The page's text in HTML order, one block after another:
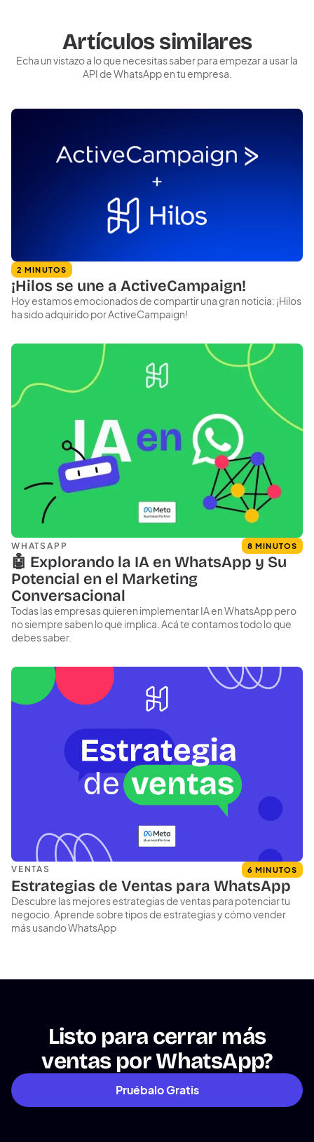
Artículos similares
Echa un vistazo a lo que necesitas saber para empezar a usar la
API de WhatsApp en tu empresa.
2 MINUTOS
¡Hilos se une a ActiveCampaign!
Hoy estamos emocionados de compartir una gran noticia: ¡Hilos
ha sido adquirido por ActiveCampaign!
WHATSAPP 8 MINUTOS
🤖 Explorando la IA en WhatsApp y Su
Potencial en el Marketing
Conversacional
Todas las empresas quieren implementar IA en WhatsApp pero
no siempre saben lo que implica. Acá te contamos todo lo que
debes saber.
VENTAS 6 MINUTOS
Estrategias de Ventas para WhatsApp
Descubre las mejores estrategias de ventas para potenciar tu
negocio. Aprende sobre tipos de estrategias y cómo vender
más usando WhatsApp
Listo para cerrar más
ventas por WhatsApp?
Pruébalo Gratis